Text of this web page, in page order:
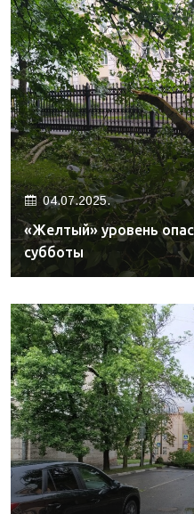
04.07.2025.
«Желтый» уровень
субботы